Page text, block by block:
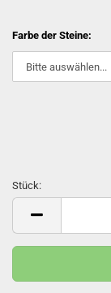
Farbe der Steine:
Stück:
Stück